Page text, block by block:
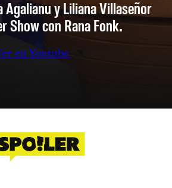
Agalianu y Liliana Villaseñor
Show con Rana Fonk.
en Youtube